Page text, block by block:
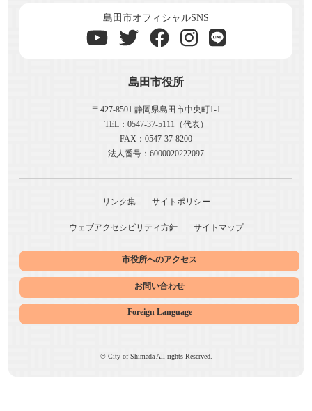
島田市役所
〒427-8501 静岡県島田市中央町1-1
TEL：0547-37-5111（代表）
FAX：0547-37-8200
法人番号：6000020222097
島田市オフィシャルSNS
リンク集 サイトポリシー
ウェブアクセシビリティ方針 サイトマップ
市役所へのアクセス
お問い合わせ
Foreign Language
© City of Shimada All rights Reserved.